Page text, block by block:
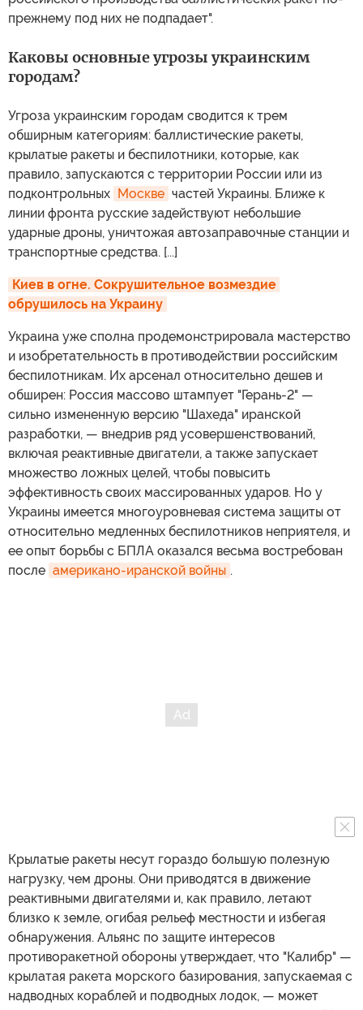
прежнему под них не подпадает".
Каковы основные угрозы украинским
городам?
Угроза украинским городам сводится к трем
обширным категориям: баллистические ракеты,
крылатые ракеты и беспилотники, которые, как
правило, запускаются с территории России или из
подконтрольных Москве частей Украины. Ближе к
линии фронта русские задействуют небольшие
ударные дроны, уничтожая автозаправочные станции и
транспортные средства. [...]
Киев в огне. Сокрушительное возмездие
обрушилось на Украину
Украина уже сполна продемонстрировала мастерство
и изобретательность в противодействии российским
беспилотникам. Их арсенал относительно дешев и
обширен: Россия массово штампует "Герань-2" —
сильно измененную версию "Шахеда" иранской
разработки, — внедрив ряд усовершенствований,
включая реактивные двигатели, а также запускает
множество ложных целей, чтобы повысить
эффективность своих массированных ударов. Но у
Украины имеется многоуровневая система защиты от
относительно медленных беспилотников неприятеля, и
ее опыт борьбы с БПЛА оказался весьма востребован
после американо-иранской войны .
Крылатые ракеты несут гораздо большую полезную
нагрузку, чем дроны. Они приводятся в движение
реактивными двигателями и, как правило, летают
близко к земле, огибая рельеф местности и избегая
обнаружения. Альянс по защите интересов
противоракетной обороны утверждает, что "Калибр" —
крылатая ракета морского базирования, запускаемая с
надводных кораблей и подводных лодок, — может